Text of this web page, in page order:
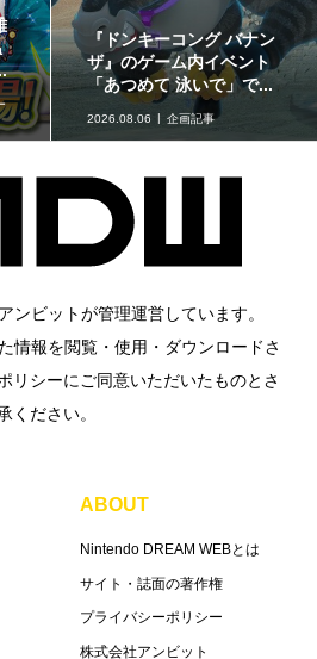
『ドンキーコング バナン
ザ』のゲーム内イベント
「あつめて 泳いで」で...
2026.08.06 企画記事
ンビットが管理運営しています。
情報を閲覧・使用・ダウンロードさ
リシーにご同意いただいたものとさ
ください。
ABOUT
Nintendo DREAM WEBとは
サイト・誌面の著作権
プライバシーポリシー
株式会社アンビット